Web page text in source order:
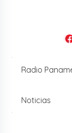
Radio
Noticias